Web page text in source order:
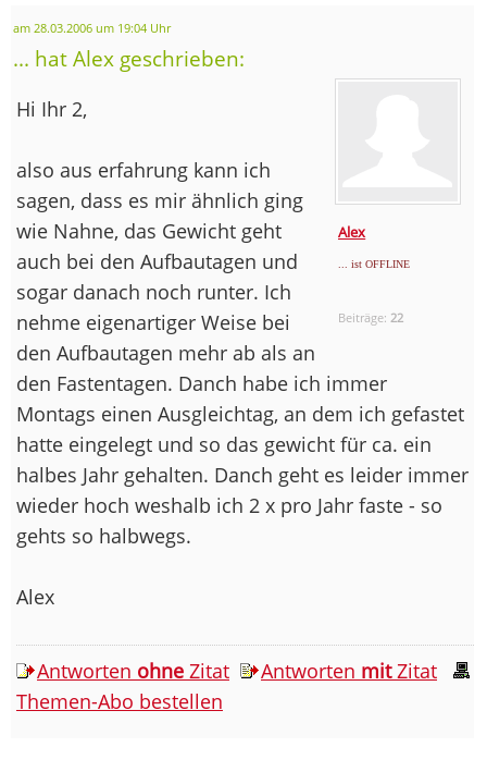
am 28.03.2006 um 19:04 Uhr
... hat Alex geschrieben:
Alex
... ist OFFLINE
Beiträge: 22
Hi Ihr 2,
also aus erfahrung kann ich
sagen, dass es mir ähnlich ging
wie Nahne, das Gewicht geht
auch bei den Aufbautagen und
sogar danach noch runter. Ich
nehme eigenartiger Weise bei
den Aufbautagen mehr ab als an
den Fastentagen. Danch habe ich immer
Montags einen Ausgleichtag, an dem ich gefastet
hatte eingelegt und so das gewicht für ca. ein
halbes Jahr gehalten. Danch geht es leider immer
wieder hoch weshalb ich 2 x pro Jahr faste - so
gehts so halbwegs.
Alex
Antworten ohne Zitat Antworten mitZitat
Themen-Abo bestellen